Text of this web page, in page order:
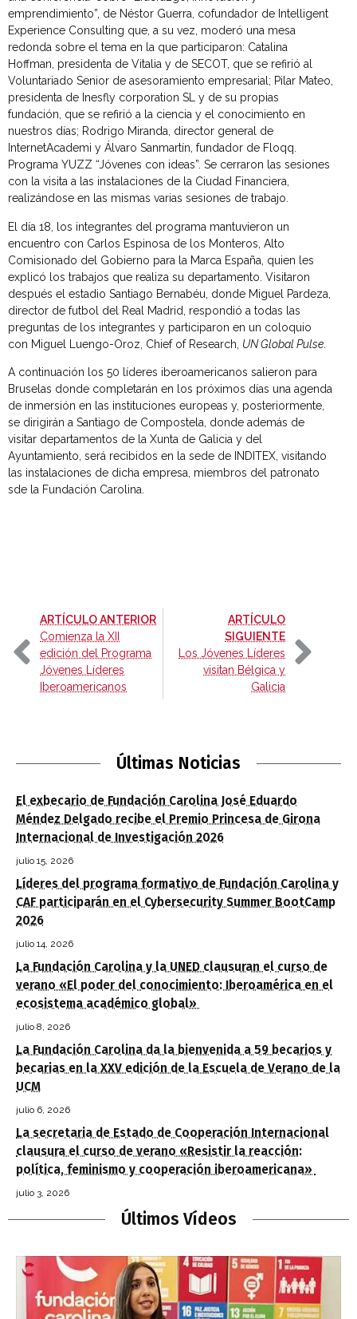
emprendimiento”, de Néstor Guerra, cofundador de Intelligent
Experience Consulting que, a su vez, moderó una mesa
redonda sobre el tema en la que participaron: Catalina
Hoffman, presidenta de Vitalia y de SECOT, que se refirió al
Voluntariado Senior de asesoramiento empresarial; Pilar Mateo,
presidenta de Inesfly corporation SL y de su propias
fundación, que se refirió a la ciencia y el conocimiento en
nuestros días; Rodrigo Miranda, director general de
InternetAcademi y Álvaro Sanmartín, fundador de Floqq.
Programa YUZZ “Jóvenes con ideas”. Se cerraron las sesiones
con la visita a las instalaciones de la Ciudad Financiera,
realizándose en las mismas varias sesiones de trabajo.
El día 18, los integrantes del programa mantuvieron un
encuentro con Carlos Espinosa de los Monteros, Alto
Comisionado del Gobierno para la Marca España, quien les
explicó los trabajos que realiza su departamento. Visitaron
después el estadio Santiago Bernabéu, donde Miguel Pardeza,
director de futbol del Real Madrid, respondió a todas las
preguntas de los integrantes y participaron en un coloquio
con Miguel Luengo-Oroz, Chief of Research, UN Global Pulse
A continuación los 50 líderes iberoamericanos salieron para
Bruselas donde completarán en los próximos días una agenda
de inmersión en las instituciones europeas y, posteriormente,
se dirigirán a Santiago de Compostela, donde además de
visitar departamentos de la Xunta de Galicia y del
Ayuntamiento, será recibidos en la sede de INDITEX, visitando
las instalaciones de dicha empresa, miembros del patronato
sde la Fundación Carolina.
ARTÍCULO ANTERIOR-
Comienza la XII
edición del Programa
Jóvenes Líderes
Iberoamericanos
ARTÍCULO
SIGUIENTE-
Los Jóvenes Líderes
visitan Bélgica y
Galicia
Últimas Noticias
El exbecario de Fundación Carolina José Eduardo
Méndez Delgado recibe el Premio Princesa de Girona
Internacional de Investigación 2026
julio 15, 2026
Líderes del programa formativo de Fundación Carolina y
CAF participarán en el Cybersecurity Summer BootCamp
2026
julio 14, 2026
La Fundación Carolina y la UNED clausuran el curso de
verano «El poder del conocimiento: Iberoamérica en el
ecosistema académico global»
julio 8, 2026
La Fundación Carolina da la bienvenida a 59 becarios y
becarias en la XXV edición de la Escuela de Verano de la
UCM
julio 6, 2026
La secretaria de Estado de Cooperación Internacional
clausura el curso de verano «Resistir la reacción:
política, feminismo y cooperación iberoamericana»
julio 3, 2026
Últimos Vídeos